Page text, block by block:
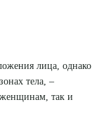
лица, однако
тела, –
женщинам, так и